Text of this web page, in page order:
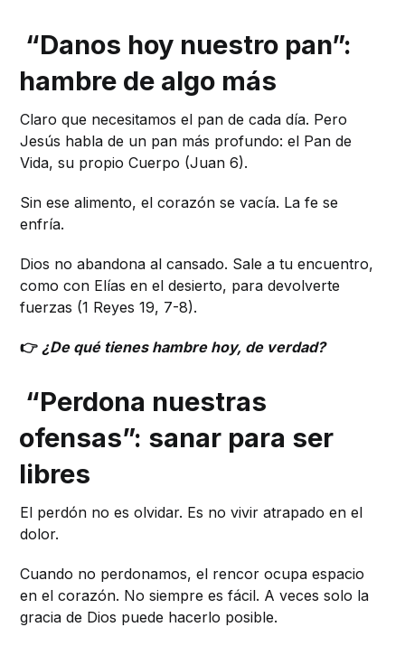
“Danos hoy nuestro pan”:
hambre de algo más
Claro que necesitamos el pan de cada día. Pero
Jesús habla de un pan más profundo: el Pan de
Vida, su propio Cuerpo (Juan 6).
Sin ese alimento, el corazón se vacía. La fe se
enfría.
Dios no abandona al cansado. Sale a tu encuentro,
como con Elías en el desierto, para devolverte
fuerzas (1 Reyes 19, 7-8).
👉 ¿De qué tienes hambre hoy, de verdad?
“Perdona nuestras
ofensas”: sanar para ser
libres
El perdón no es olvidar. Es no vivir atrapado en el
dolor.
Cuando no perdonamos, el rencor ocupa espacio
en el corazón. No siempre es fácil. A veces solo la
gracia de Dios puede hacerlo posible.